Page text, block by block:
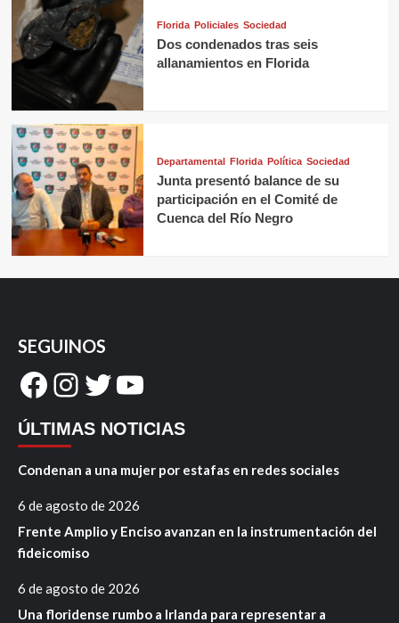
Florida Policiales Sociedad
Dos condenados tras seis
allanamientos en Florida
Departamental Florida Política Sociedad
Junta presentó balance de su
participación en el Comité de
Cuenca del Río Negro
SEGUINOS
Facebook
Instagram
Twitter
YouTube
ÚLTIMAS NOTICIAS
Condenan a una mujer por estafas en redes sociales
6 de agosto de 2026
Frente Amplio y Enciso avanzan en la instrumentación del
fideicomiso
6 de agosto de 2026
Una floridense rumbo a Irlanda para representar a